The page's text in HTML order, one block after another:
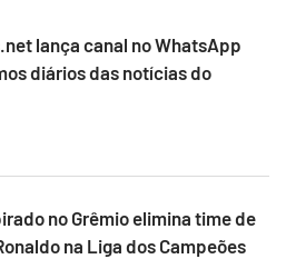
lança canal no WhatsApp
diários das notícias do
no Grêmio elimina time de
na Liga dos Campeões